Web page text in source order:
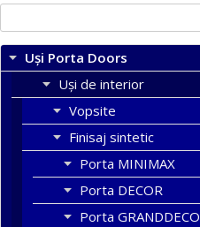
după:
Uși Porta Doors
Uși de interior
Vopsite
Finisaj sintetic
Porta MINIMAX
Porta DECOR
Porta GRANDDECO